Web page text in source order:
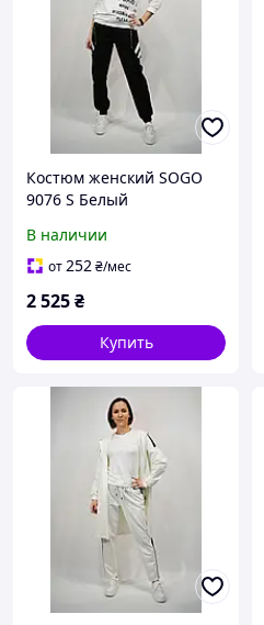
Костюм женский SOGO
9076 S Белый
В наличии
от252₴/мес
2 525₴
Купить